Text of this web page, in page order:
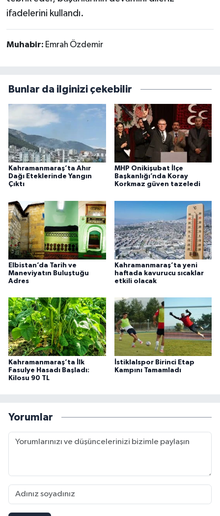
ifadelerini kullandı.
Muhabir: Emrah Özdemir
Bunlar da ilginizi çekebilir
Kahramanmaraş’ta Ahır
Dağı Eteklerinde Yangın
Çıktı
MHP Onikişubat İlçe
Başkanlığı’nda Koray
Korkmaz güven tazeledi
Elbistan’da Tarih ve
Maneviyatın Buluştuğu
Adres
Kahramanmaraş’ta yeni
haftada kavurucu sıcaklar
etkili olacak
Kahramanmaraş’ta İlk
Fasulye Hasadı Başladı:
Kilosu 90 TL
İstiklalspor Birinci Etap
Kampını Tamamladı
Yorumlar